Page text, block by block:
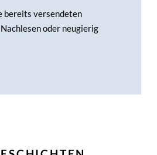
bereits versendeten
oder neugierig